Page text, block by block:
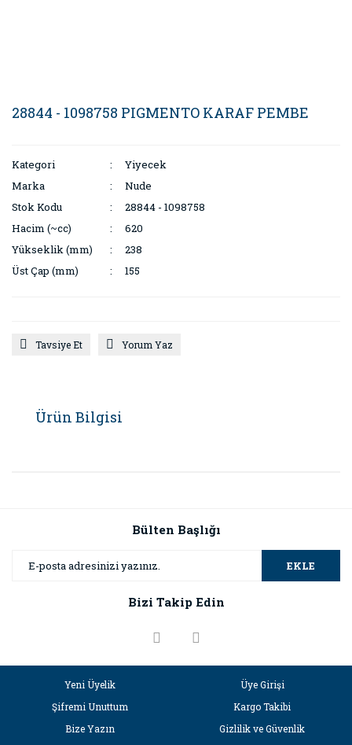
28844 - 1098758 PIGMENTO KARAF PEMBE
Kategori
Yiyecek
Marka
Nude
Stok Kodu
28844 - 1098758
Hacim (~cc)
620
Yükseklik (mm)
238
Üst Çap (mm)
155
Tavsiye Et Yorum Yaz
Ürün Bilgisi
Bülten Başlığı
EKLE
Bizi Takip Edin
Yeni Üyelik
Üye Girişi
Şifremi Unuttum
Kargo Takibi
Bize Yazın
Gizlilik ve Güvenlik